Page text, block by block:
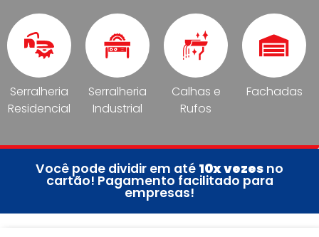
Serralheria
Residencial
Serralheria
Industrial
Calhas e
Rufos
Fachadas
Você pode dividir em até 10x vezes no
cartão! Pagamento facilitado para
empresas!